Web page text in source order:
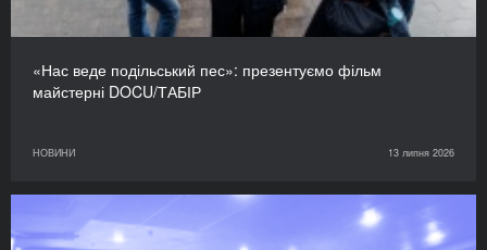
«Нас веде подільський пес»: презентуємо фільм
майстерні DOCU/ТАБІР
НОВИНИ 13 липня 2026